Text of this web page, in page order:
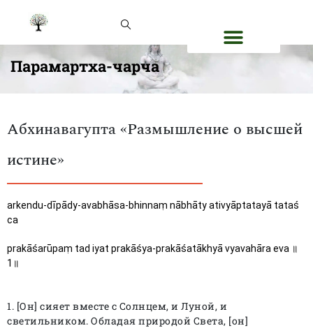
Парамартха-чарча
Абхинавагупта «Размышление о высшей
истине»​
arkendu-dīpādy-avabhāsa-bhinnaṃ nābhāty ativyāptatayā tataś
ca
prakāśarūpaṃ tad iyat prakāśya-prakāśatākhyā vyavahāra eva ॥
1॥
1. [Он] сияет вместе с Солнцем, и Луной, и
светильником. Обладая природой Света, [он]